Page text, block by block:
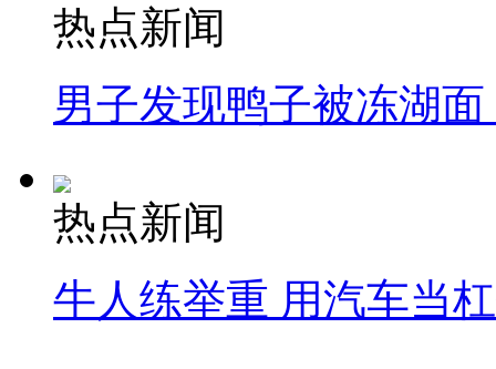
热点新闻
男子发现鸭子被冻湖
热点新闻
牛人练举重 用汽车当